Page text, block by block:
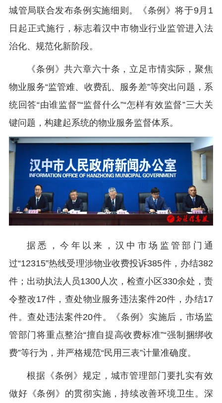
城管局联合发布条例实施细则。《条例》将于9月1
日起正式施行，标志着汉中市物业行业监管进入法
治化、规范化新阶段。
《条例》共六章六十条，立足市情实际，聚焦
物业服务“监管难、收费乱、服务差”等突出问题，系
统回答“由谁监督”“监督什么”“怎样有效监督”三大关
键问题，构建起系统的物业服务监督体系。
据悉，今年以来，汉中市场监管部门通
过“12315”热线受理涉物业收费投诉385件，办结382
件；出动执法人员1300人次，检查小区330余处，责
令整改17件，查处物业服务违法案件20件，办结17
件。查处违法案件20件。《条例》实施后，市场监
管部门将重点整治“擅自提高收费标准”“强制捆绑收
费”等行为，并严格规范“民用三表”计量准确度。
根据《条例》规定，城市管理部门要扎实有效
做好《条例》的贯彻实施，持续改善环境卫生。深